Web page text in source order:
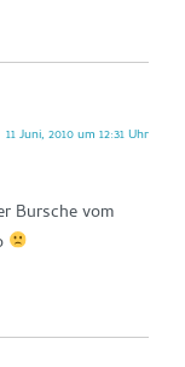
11 Juni, 2010 um 12:31 Uhr
Bursche vom